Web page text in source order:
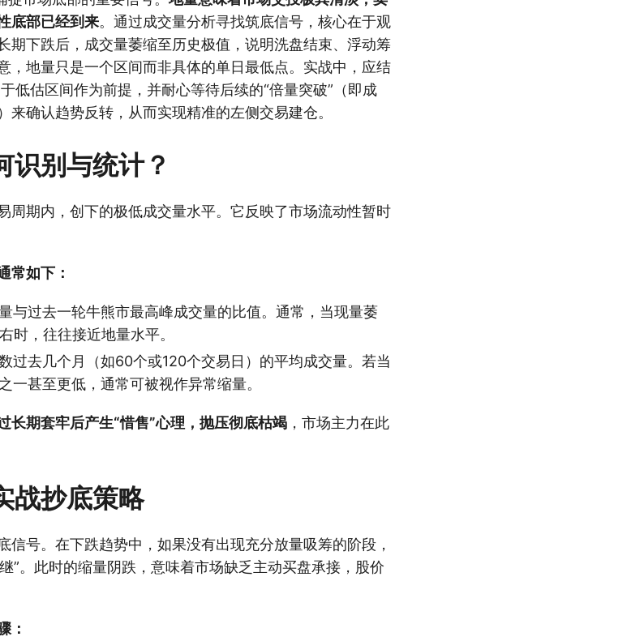
底部已经到来。通过成交量分析寻找筑底信号，核心在于观
期下跌后，成交量萎缩至历史极值，说明洗盘结束、浮动筹
，地量只是一个区间而非具体的单日最低点。实战中，应结
低估区间作为前提，并耐心等待后续的“倍量突破”（即成
来确认趋势反转，从而实现精准的左侧交易建仓。
识别与统计？
周期内，创下的极低成交量水平。它反映了市场流动性暂时
常如下：
与过去一轮牛熊市最高峰成交量的比值。通常，当现量萎
时，往往接近地量水平。
过去几个月（如60个或120个交易日）的平均成交量。若当
一甚至更低，通常可被视作异常缩量。
长期套牢后产生“惜售”心理，抛压彻底枯竭 ，市场主力在此
战抄底策略
信号。在下跌趋势中，如果没有出现充分放量吸筹的阶段，
”。此时的缩量阴跌，意味着市场缺乏主动买盘承接，股价
：